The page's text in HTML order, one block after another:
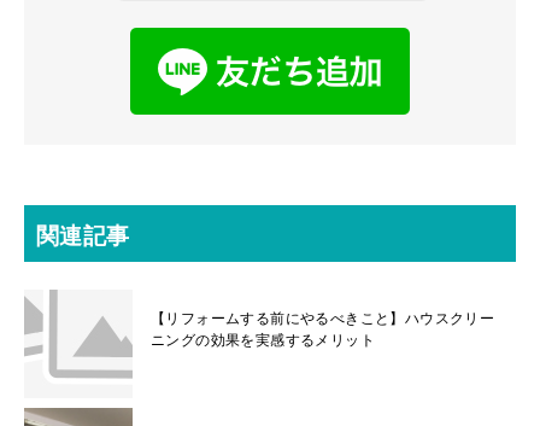
関連記事
【リフォームする前にやるべきこと】ハウスクリー
ニングの効果を実感するメリット